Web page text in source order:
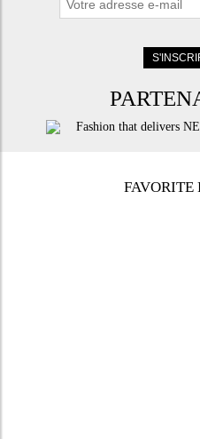
FAVORITE